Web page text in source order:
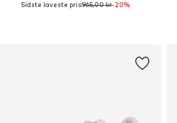
+8
Fås i mange størrelser
Sidste laveste pris:965,00 kr-20%